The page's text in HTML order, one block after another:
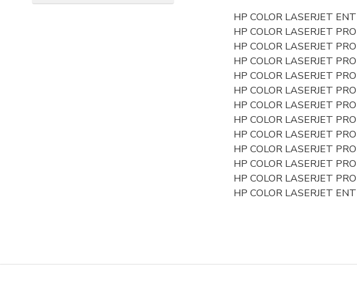
HP COLOR LASERJET
HP COLOR LASERJET
HP COLOR LASERJET
HP COLOR LASERJET
HP COLOR LASERJET
HP COLOR LASERJET
HP COLOR LASERJET
HP COLOR LASERJET
HP COLOR LASERJET
HP COLOR LASERJET
HP COLOR LASERJET
HP COLOR LASERJET
HP COLOR LASERJET